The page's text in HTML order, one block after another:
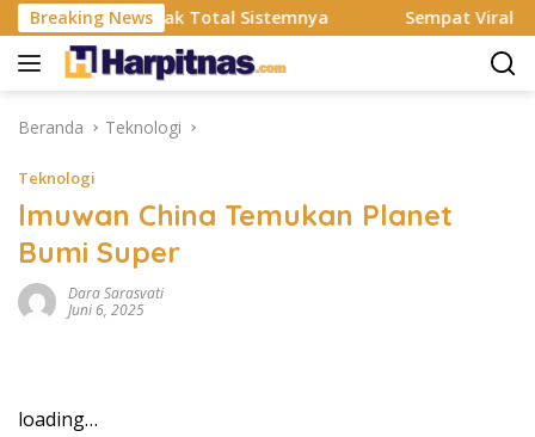
Langsung
ke
konten
Breaking News
Resmi Rombak Total Sistemnya Sempat Viral Gaya
Beranda Teknologi
Teknologi
lmuwan China Temukan Planet
Bumi Super
Dara Sarasvati
Juni 6, 2025
loading…